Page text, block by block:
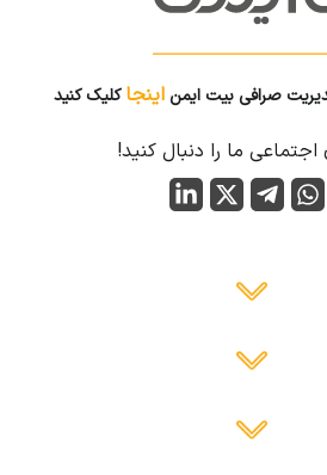
صرافی بیت ایمن اینجاکلیک کنید
ما را دنبال کنید!